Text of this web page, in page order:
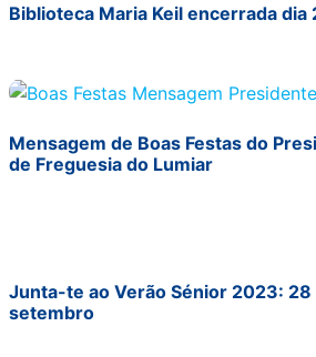
Biblioteca Maria Keil encerrada
Mensagem de Boas Festas do
de Freguesia do Lumiar
Junta-te ao Verão Sénior 2023: 28
setembro